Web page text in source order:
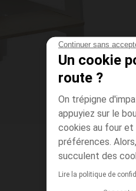
Continuer sans
Un cookie
route ?
On trépigne
appuyiez sur le
cookies au four
préférences.
succulent des
Lire la politique de